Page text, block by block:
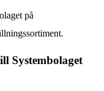
på
Systembolaget